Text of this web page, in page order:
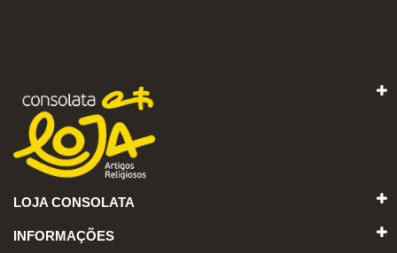
LOJA CONSOLATA
INFORMAÇÕES